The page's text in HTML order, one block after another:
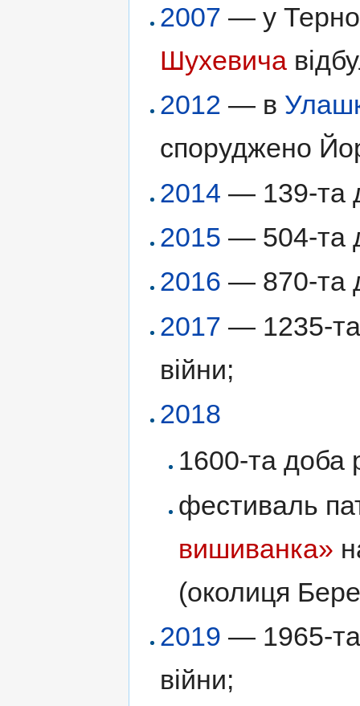
2007 — у
Шухевича
2012 — в
споруджено
2014 — 139-та
2015 — 504-та
2016 — 870-та
2017 — 1235-та
війни;
2018
1600-та доба
фестиваль
вишиванка»
(околиця
2019 — 1965-та
війни;